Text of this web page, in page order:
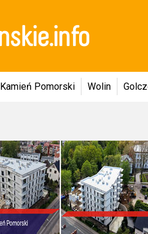
Kamień Pomorski Wolin